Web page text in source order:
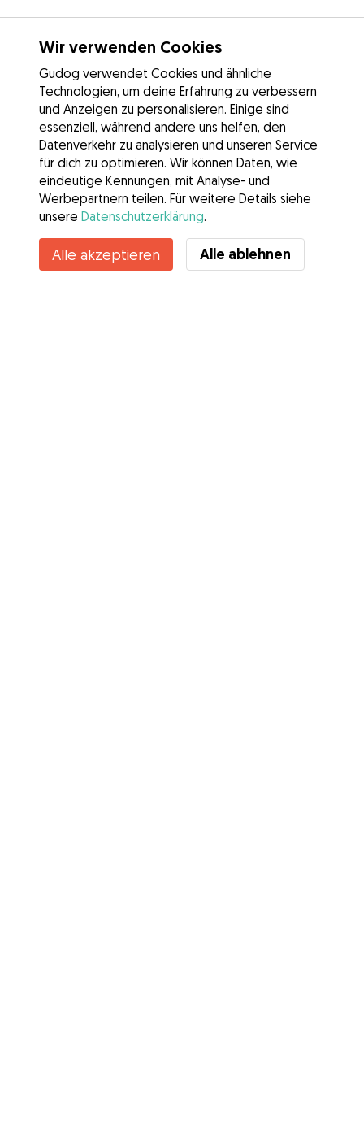
Kontakt
Kennst du die Vorteile von Gudog? Mehr sehen
Wir verwenden Cookies
Gudog verwendet Cookies und ähnliche
Technologien, um deine Erfahrung zu verbessern
und Anzeigen zu personalisieren. Einige sind
essenziell, während andere uns helfen, den
Datenverkehr zu analysieren und unseren Service
für dich zu optimieren. Wir können Daten, wie
eindeutige Kennungen, mit Analyse- und
Werbepartnern teilen. Für weitere Details siehe
unsere Datenschutzerklärung.
Alle akzeptieren Alle ablehnen